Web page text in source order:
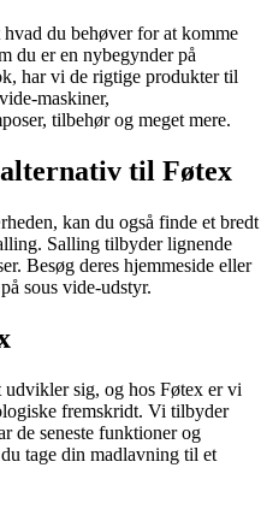
du behøver for at komme
du er en nybegynder på
har vi de rigtige produkter til
maskiner,
tilbehør og meget mere.
alternativ til Føtex
kan du også finde et bredt
Salling tilbyder lignende
Besøg deres hjemmeside eller
sous vide-udstyr.
udvikler sig, og hos Føtex er vi
fremskridt. Vi tilbyder
de seneste funktioner og
tage din madlavning til et